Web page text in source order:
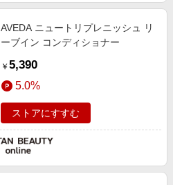
AVEDA ニュートリプレニッシュ リ
ーブイン コンディショナー
￥ 5,390
5.0%
ストアにすすむ